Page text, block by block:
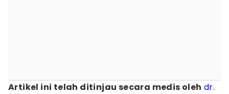
Artikel ini telah ditinjau secara medis oleh dr.